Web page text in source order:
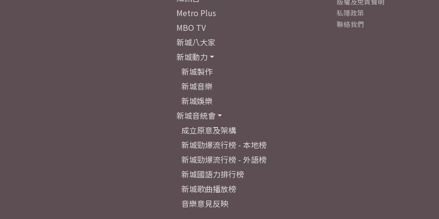
Metro Plus
MBO TV
新城八大家
新城動力
新城製作
新城音樂
新城娛樂
新城音統會
成立原意及架構
新城勁爆流行榜 - 本地榜
新城勁爆流行榜 - 外語榜
新城國語力排行榜
新城歌曲播放榜
音樂意見反映
私隱政策
聯絡我們